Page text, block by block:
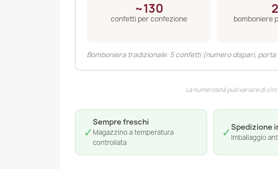
~130
confetti per confezione bomboniere
Bomboniera tradizionale: 5 confetti (numero dispari,
La numerosità può variare di
✓
Sempre freschi
Magazzino a temperatura
controllata
✓Spedizione
Imballaggio